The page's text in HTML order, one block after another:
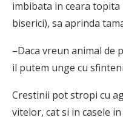
imbibata in ceara
biserici), sa aprinda
–Daca vreun animal de
il putem unge cu
Crestinii pot stropi cu
vitelor, cat si in casele in